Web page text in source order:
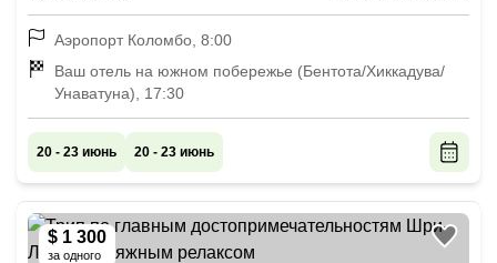
Аэропорт Коломбо, 8:00
Ваш отель на южном побережье (Бентота/Хиккадува/
Унаватуна), 17:30
20 - 23 июнь 20 - 23 июнь
$ 1 300
за одного